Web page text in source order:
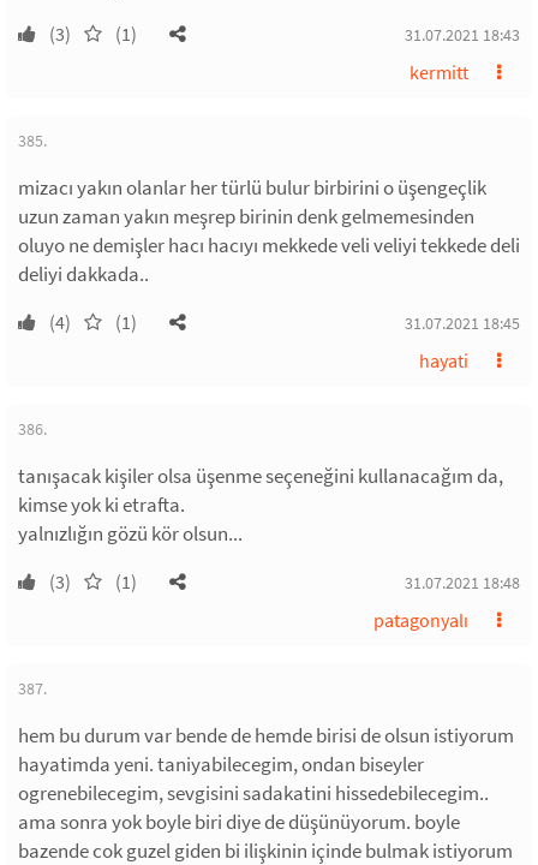
(3) (1) 31.07.2021 18:43
kermitt
385.
mizacı yakın olanlar her türlü bulur birbirini o üşengeçlik
uzun zaman yakın meşrep birinin denk gelmemesinden
oluyo ne demişler hacı hacıyı mekkede veli veliyi tekkede deli
deliyi dakkada..
(4) (1) 31.07.2021 18:45
hayati
386.
tanışacak kişiler olsa üşenme seçeneğini kullanacağım da,
kimse yok ki etrafta.
yalnızlığın gözü kör olsun...
(3) (1) 31.07.2021 18:48
patagonyalı
387.
hem bu durum var bende de hemde birisi de olsun istiyorum
hayatimda yeni. taniyabilecegim, ondan biseyler
ogrenebilecegim, sevgisini sadakatini hissedebilecegim..
ama sonra yok boyle biri diye de düşünüyorum. boyle
bazende cok guzel giden bi ilişkinin içinde bulmak istiyorum